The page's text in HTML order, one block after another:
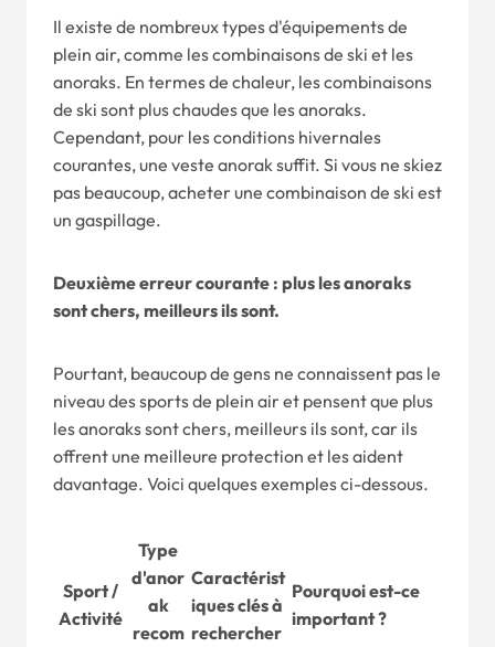
Il existe de nombreux types d'équipements de
plein air, comme les combinaisons de ski et les
anoraks. En termes de chaleur, les combinaisons
de ski sont plus chaudes que les anoraks.
Cependant, pour les conditions hivernales
courantes, une veste anorak suffit. Si vous ne skiez
pas beaucoup, acheter une combinaison de ski est
un gaspillage.
Deuxième erreur courante : plus les anoraks
sont chers, meilleurs ils sont.
Pourtant, beaucoup de gens ne connaissent pas le
niveau des sports de plein air et pensent que plus
les anoraks sont chers, meilleurs ils sont, car ils
offrent une meilleure protection et les aident
davantage. Voici quelques exemples ci-dessous.
Sport /
Activité
Type
d'anor
ak
recom
Caractérist
iques clés à
rechercher
Pourquoi est-ce
important ?